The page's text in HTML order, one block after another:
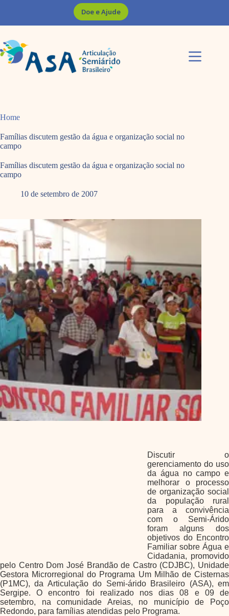
Doe e Ajude
Home
Famílias discutem gestão da água e organização social no
campo
Famílias discutem gestão da água e organização social no
campo
10 de setembro de 2007
Discutir o
gerenciamento do uso
da água no campo e
melhorar o processo
de organização social
da população rural
para a convivência
com o Semi-Árido
foram alguns dos
objetivos do Encontro
Familiar sobre Água e
Cidadania, promovido
pelo Centro Dom José Brandão de Castro (CDJBC), Unidade
Gestora Microrregional do Programa Um Milhão de Cisternas
(P1MC), da Articulação do Semi-árido Brasileiro (ASA), em
Sergipe. O encontro foi realizado nos dias 08 e 09 de
setembro, na comunidade Areias, no município de Poço
Redondo, para famílias atendidas pelo Programa.